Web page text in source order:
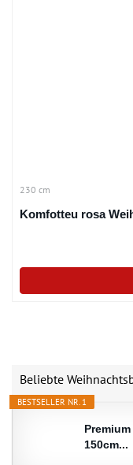
230 cm
Komfotteu rosa
Beliebte
BESTSELLER NR. 1
150cm...